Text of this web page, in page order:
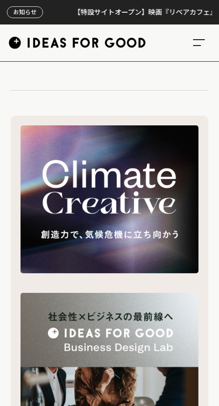
お知らせ 【特設サイトオープン】映画『リペアカフェ』、上